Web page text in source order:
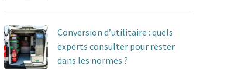
Conversion d’utilitaire : quels
experts consulter pour rester
dans les normes ?